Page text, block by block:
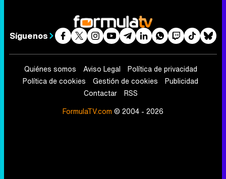
Síguenos
Quiénes somos Aviso Legal
Política de privacidad
Política de cookies
Gestión de cookies
Publicidad
Contactar
RSS
FormulaTV.com © 2004 - 2026